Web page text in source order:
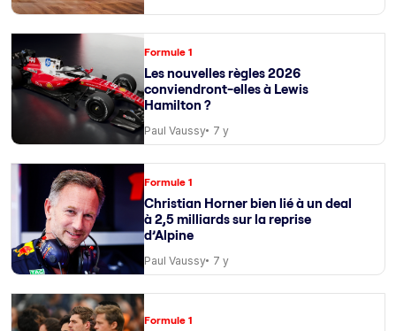
Formule 1
Les nouvelles règles 2026
conviendront-elles à Lewis
Hamilton ?
Paul Vaussy 7 y
Formule 1
Christian Horner bien lié à un deal
à 2,5 milliards sur la reprise
d’Alpine
Paul Vaussy 7 y
Formule 1